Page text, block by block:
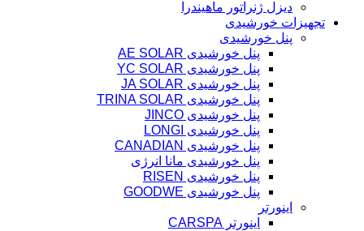
دیزل ژنراتور ماهیندرا
تجهیزات خورشیدی
پنل خورشیدی
پنل خورشیدی AE SOLAR
پنل خورشیدی YC SOLAR
پنل خورشیدی JA SOLAR
پنل خورشیدی TRINA SOLAR
پنل خورشیدی JINCO
پنل خورشیدی LONGI
پنل خورشیدی CANADIAN
پنل خورشیدی مانا انرژی
پنل خورشیدی RISEN
پنل خورشیدی GOODWE
اینورتر
اینورتر CARSPA